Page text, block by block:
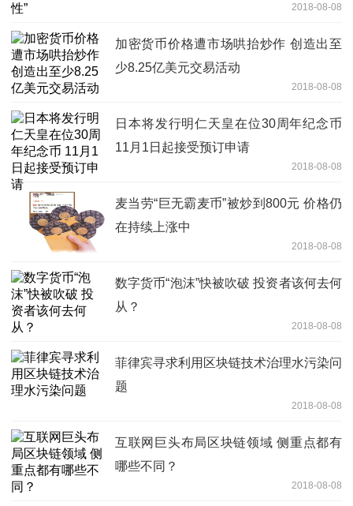
2018-08-08
加密货币价格遭市场哄抬炒作 创造出至
少8.25亿美元交易活动
2018-08-08
日本将发行明仁天皇在位30周年纪念币
11月1日起接受预订申请
2018-08-08
麦当劳“巨无霸麦币”被炒到800元 价格仍
在持续上涨中
2018-08-08
数字货币“泡沫”快被吹破 投资者该何去何
从？
2018-08-08
菲律宾寻求利用区块链技术治理水污染问
题
2018-08-08
互联网巨头布局区块链领域 侧重点都有
哪些不同？
2018-08-08